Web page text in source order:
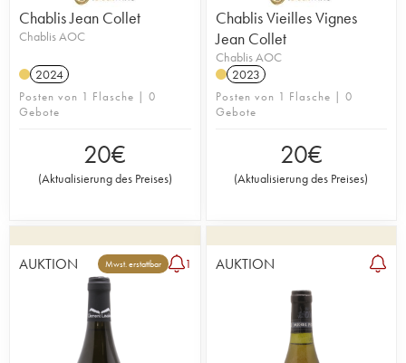
Chablis Jean Collet
Chablis AOC
2024
Posten von 1 Flasche | 0
Gebote
20€
(Aktualisierung des Preises)
Chablis Vieilles Vignes
Jean Collet
Chablis AOC
2023
Posten von 1 Flasche | 0
Gebote
20€
(Aktualisierung des Preises)
AUKTION Mwst. erstattbar 1 AUKTION